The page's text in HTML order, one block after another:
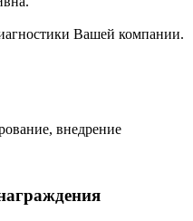
Вашей компании.
внедрение